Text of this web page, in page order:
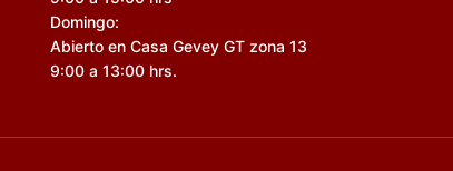
Domingo:
Abierto en Casa Gevey GT zona 13
9:00 a 13:00 hrs.